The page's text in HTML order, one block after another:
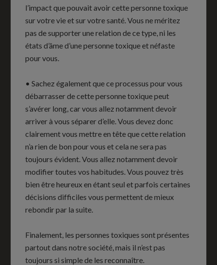
l’impact que pouvait avoir cette personne toxique
sur votre vie et sur votre santé. Vous ne méritez
pas de supporter une relation de ce type, ni les
états d’âme d’une personne toxique et néfaste
pour vous.
• Sachez également que ce processus pour vous
débarrasser de cette personne toxique peut
s’avérer long, car vous allez notamment devoir
arriver à vous séparer d’elle. Vous devez donc
clairement vous mettre en tête que cette relation
n’a rien de bon pour vous et cela ne sera pas
toujours évident. Vous allez notamment devoir
modifier toutes vos habitudes. Vous pouvez très
bien être heureux en étant seul et parfois certaines
décisions difficiles vous permettent de mieux
rebondir par la suite.
Finalement, les personnes toxiques sont présentes
partout dans notre société, mais il n’est pas
toujours si simple de les reconnaître.